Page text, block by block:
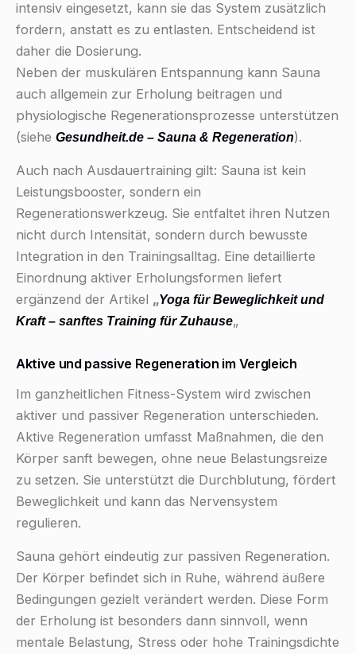
intensiv eingesetzt, kann sie das System zusätzlich
fordern, anstatt es zu entlasten. Entscheidend ist
daher die Dosierung.
Neben der muskulären Entspannung kann Sauna
auch allgemein zur Erholung beitragen und
physiologische Regenerationsprozesse unterstützen
(siehe Gesundheit.de – Sauna & Regeneration).
Auch nach Ausdauertraining gilt: Sauna ist kein
Leistungsbooster, sondern ein
Regenerationswerkzeug. Sie entfaltet ihren Nutzen
nicht durch Intensität, sondern durch bewusste
Integration in den Trainingsalltag. Eine detaillierte
Einordnung aktiver Erholungsformen liefert
ergänzend der Artikel „Yoga für Beweglichkeit und
Kraft – sanftes Training für Zuhause„
Aktive und passive Regeneration im Vergleich
Im ganzheitlichen Fitness-System wird zwischen
aktiver und passiver Regeneration unterschieden.
Aktive Regeneration umfasst Maßnahmen, die den
Körper sanft bewegen, ohne neue Belastungsreize
zu setzen. Sie unterstützt die Durchblutung, fördert
Beweglichkeit und kann das Nervensystem
regulieren.
Sauna gehört eindeutig zur passiven Regeneration.
Der Körper befindet sich in Ruhe, während äußere
Bedingungen gezielt verändert werden. Diese Form
der Erholung ist besonders dann sinnvoll, wenn
mentale Belastung, Stress oder hohe Trainingsdichte